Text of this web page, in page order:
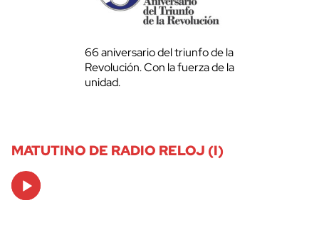
66 aniversario del triunfo de la
Revolución. Con la fuerza de la
unidad.
MATUTINO DE RADIO RELOJ (I)
Audio
Player